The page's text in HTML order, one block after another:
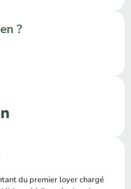
?
du premier loyer chargé